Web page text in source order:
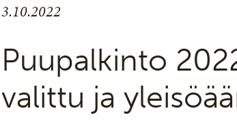
3.10.2022
Puupalkinto
valittu ja